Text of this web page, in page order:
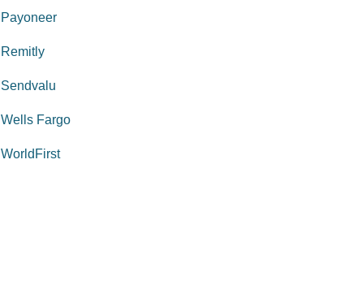
Payoneer
Remitly
Sendvalu
Wells Fargo
WorldFirst